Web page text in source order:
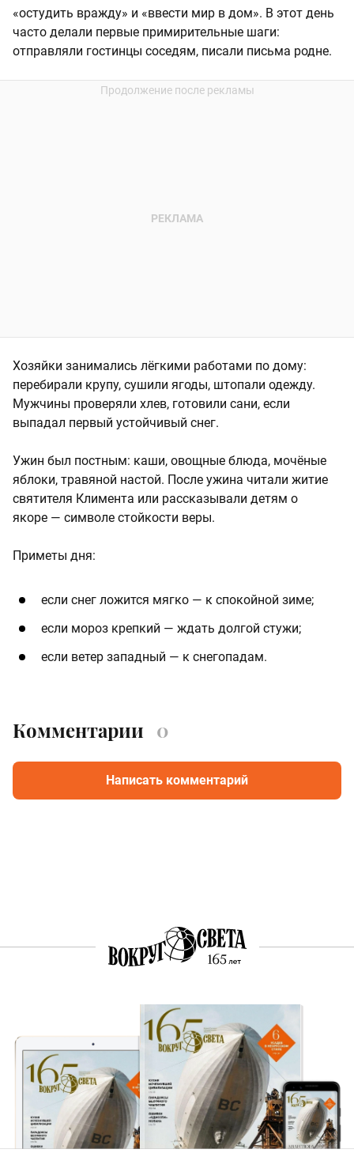
«остудить вражду» и «ввести мир в дом». В этот день
часто делали первые примирительные шаги:
отправляли гостинцы соседям, писали письма родне.
Хозяйки занимались лёгкими работами по дому:
перебирали крупу, сушили ягоды, штопали одежду.
Мужчины проверяли хлев, готовили сани, если
выпадал первый устойчивый снег.
Ужин был постным: каши, овощные блюда, мочёные
яблоки, травяной настой. После ужина читали житие
святителя Климента или рассказывали детям о
якоре — символе стойкости веры.
Приметы дня:
если снег ложится мягко — к спокойной зиме;
если мороз крепкий — ждать долгой стужи;
если ветер западный — к снегопадам.
Комментарии 0
Написать комментарий